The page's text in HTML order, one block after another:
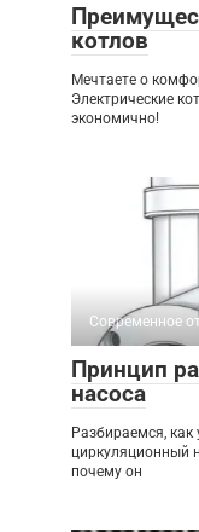
котлов
Мечтаете о
Электрические
экономично!
Современное
Принцип
насоса
Разбираемся, как
циркуляционный
почему он